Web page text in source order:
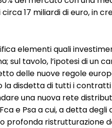
17 miliardi di euro, in
elementi quali
sul tavolo, l’ipotesi di un
delle nuove regole
la disdetta di tutti i
una nuova rete
e Psa a cui, a detta
profonda ristrutturazione